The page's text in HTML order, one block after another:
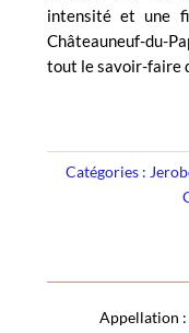
intensité et une
Châteauneuf-du-
tout le savoir-faire
Catégories :
Appellation :